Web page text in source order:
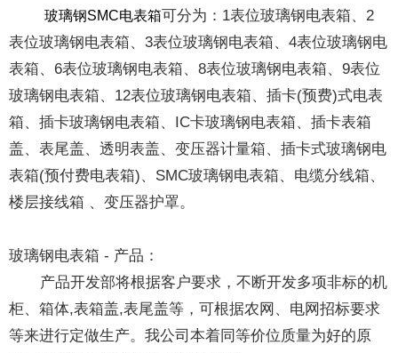
玻璃钢SMC电表箱可分为：1表位玻璃钢电表箱、2
表位玻璃钢电表箱、3表位玻璃钢电表箱、4表位玻璃钢电
表箱、6表位玻璃钢电表箱、8表位玻璃钢电表箱、9表位
玻璃钢电表箱、12表位玻璃钢电表箱、插卡(预费)式电表
箱、插卡玻璃钢电表箱、IC卡玻璃钢电表箱、插卡表箱
盖、表尾盖、透明表盖、变压器计量箱、插卡式玻璃钢电
表箱(预付费电表箱)、SMC玻璃钢电表箱、电缆分线箱、
楼层接线箱 、变压器护罩。
玻璃钢电表箱 - 产品：
产品开发部将根据客户要求，不断开发多项非标的机
柜、箱体,表箱盖,表尾盖等，可根据农网、电网招标要求
等来进行定做生产。我公司本着同等价位质量为好的原